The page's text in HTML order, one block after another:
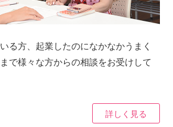
る方、起業したのになかなかうまく
で様々な方からの相談をお受けして
詳しく見る